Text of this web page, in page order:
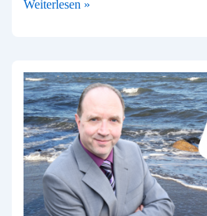
Konflikte
klappt’s
Weiterlesen »